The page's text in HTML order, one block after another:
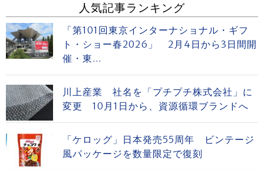
人気記事ランキング
「第101回東京インターナショナル・ギフ
ト・ショー春2026」 2月4日から3日間開
催・東...
川上産業 社名を「プチプチ株式会社」に
変更 10月1日から、資源循環ブランドへ
「ケロッグ」日本発売55周年 ビンテージ
風パッケージを数量限定で復刻